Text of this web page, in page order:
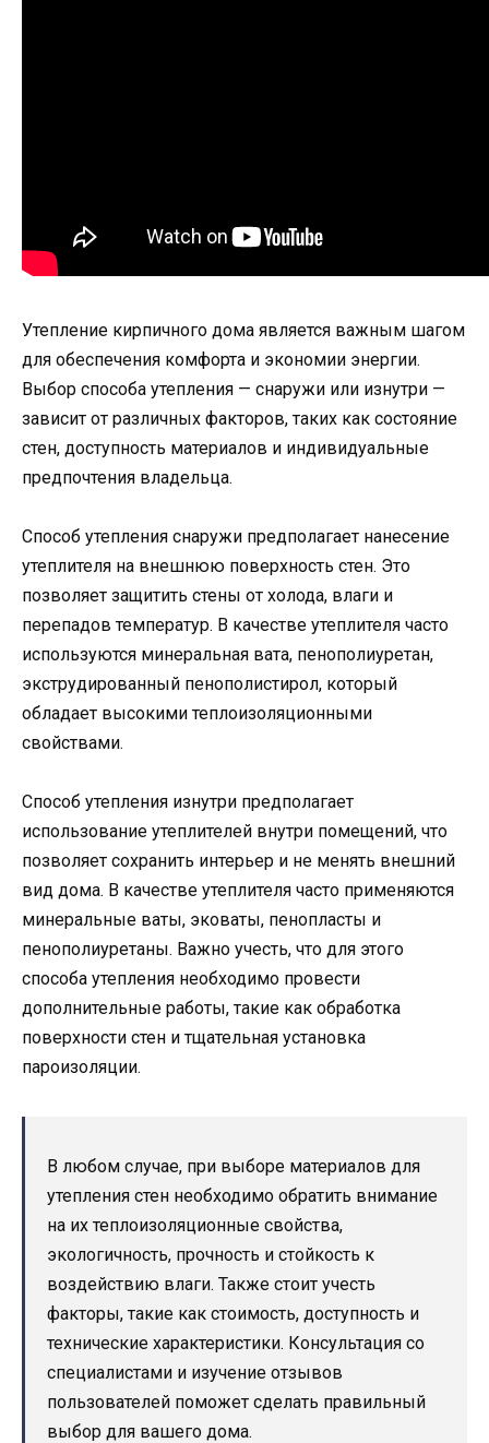
Утепление кирпичного дома является важным шагом
для обеспечения комфорта и экономии энергии.
Выбор способа утепления — снаружи или изнутри —
зависит от различных факторов, таких как состояние
стен, доступность материалов и индивидуальные
предпочтения владельца.
Способ утепления снаружи предполагает нанесение
утеплителя на внешнюю поверхность стен. Это
позволяет защитить стены от холода, влаги и
перепадов температур. В качестве утеплителя часто
используются минеральная вата, пенополиуретан,
экструдированный пенополистирол, который
обладает высокими теплоизоляционными
свойствами.
Способ утепления изнутри предполагает
использование утеплителей внутри помещений, что
позволяет сохранить интерьер и не менять внешний
вид дома. В качестве утеплителя часто применяются
минеральные ваты, эковаты, пенопласты и
пенополиуретаны. Важно учесть, что для этого
способа утепления необходимо провести
дополнительные работы, такие как обработка
поверхности стен и тщательная установка
пароизоляции.
В любом случае, при выборе материалов для
утепления стен необходимо обратить внимание
на их теплоизоляционные свойства,
экологичность, прочность и стойкость к
воздействию влаги. Также стоит учесть
факторы, такие как стоимость, доступность и
технические характеристики. Консультация со
специалистами и изучение отзывов
пользователей поможет сделать правильный
выбор для вашего дома.